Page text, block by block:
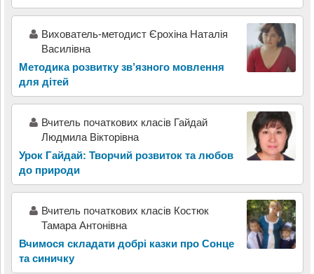
Вихователь-методист Єрохіна Наталія
Василівна
Методика розвитку зв’язного мовлення
для дітей
Вчитель початкових класів Гайдай
Людмила Вікторівна
Урок Гайдай: Творчий розвиток та любов
до природи
Вчитель початкових класів Костюк
Тамара Антонівна
Вчимося складати добрі казки про Сонце
та синичку